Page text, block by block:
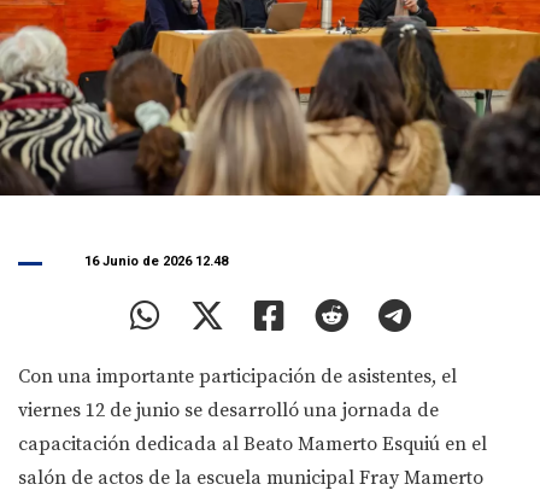
16 Junio de 2026 12.48
Con una importante participación de asistentes, el
viernes 12 de junio se desarrolló una jornada de
capacitación dedicada al Beato Mamerto Esquiú en el
salón de actos de la escuela municipal Fray Mamerto